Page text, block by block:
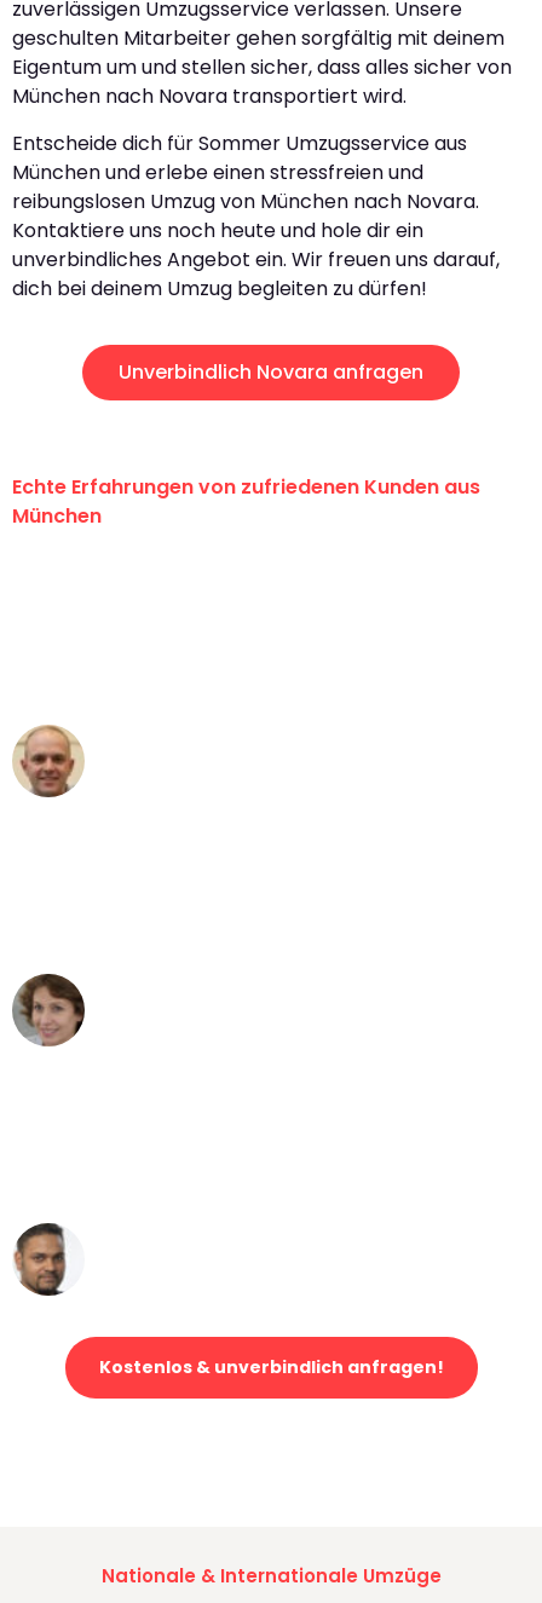
zuverlässigen Umzugsservice verlassen. Unsere
geschulten Mitarbeiter gehen sorgfältig mit deinem
Eigentum um und stellen sicher, dass alles sicher von
München nach Novara transportiert wird.
Entscheide dich für Sommer Umzugsservice aus
München und erlebe einen stressfreien und
reibungslosen Umzug von München nach Novara.
Kontaktiere uns noch heute und hole dir ein
unverbindliches Angebot ein. Wir freuen uns darauf,
dich bei deinem Umzug begleiten zu dürfen!
Unverbindlich Novara anfragen
Echte Erfahrungen von zufriedenen Kunden aus
München
Kostenlos & unverbindlich anfragen!
Nationale & Internationale Umzüge